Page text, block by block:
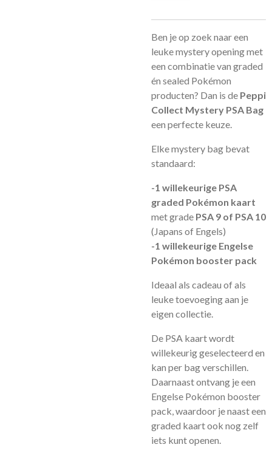
Ben je op zoek naar een
leuke mystery opening met
een combinatie van graded
én sealed Pokémon
producten? Dan is de Peppi
Collect Mystery PSA Bag
een perfecte keuze.
Elke mystery bag bevat
standaard:
-1 willekeurige PSA
graded Pokémon kaart
met grade PSA 9 of PSA 10
(Japans of Engels)
-1 willekeurige Engelse
Pokémon booster pack
Ideaal als cadeau of als
leuke toevoeging aan je
eigen collectie.
De PSA kaart wordt
willekeurig geselecteerd en
kan per bag verschillen.
Daarnaast ontvang je een
Engelse Pokémon booster
pack, waardoor je naast een
graded kaart ook nog zelf
iets kunt openen.